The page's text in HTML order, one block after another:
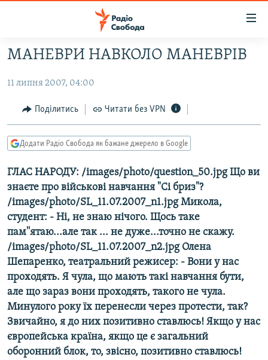
Перейти
до
основного
Перейти
до
основної
навігації
Перейти
до
пошуку
ВСЕ ЗА ДОБУ
СТАТТІ
ЕКОНОМІКА
СУСПІЛЬСТВО
КУЛЬТУРА
СПОРТ
УКРАЇНА
СВІТ
ВІЙНА
РОСІЙСЬКА «ФІЛЬТРАЦІЯ»
ДОНБАС.РЕАЛІЇ
КРИМ.РЕАЛІЇ
ТИ ЯК?
СХЕМИ
КИТАЙ.ВИКЛИКИ
МУЛЬТИМЕДІА
ФОТО
СПЕЦПРОЄКТИ
ПОДКАСТИ
МАНЕВРИ НАВКОЛО МАНЕВРІВ
11 липня 2007, 04:00
Поділитись Читати без VPN
Додати Радіо Свобода як бажане джерело в Google
ГЛАС НАРОДУ: /images/photo/question_50.jpg Що ви
знаєте про військові навчання "Сі бриз"?
/images/photo/SL_11.07.2007_n1.jpg Микола,
студент: - Ні, не знаю нічого. Щось таке
пам''ятаю...але так ... не дуже...точно не скажу.
/images/photo/SL_11.07.2007_n2.jpg Олена
Шепаренко, театральний режисер: - Вони у нас
проходять. Я чула, що мають такі навчання бути,
але що зараз вони проходять, такого не чула.
Минулого року їх перенесли через протести, так?
Звичайно, я до них позитивно ставлюсь! Якщо у нас
європейська країна, якщо це є загальний
оборонний блок, то, звісно, позитивно ставлюсь!